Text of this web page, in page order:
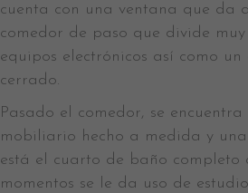
cuenta con una ventana que da
comedor de paso que divide
equipos electrónicos así como
cerrado.
Pasado el comedor, se
mobiliario hecho a medida y
está el cuarto de baño
momentos se le da uso de